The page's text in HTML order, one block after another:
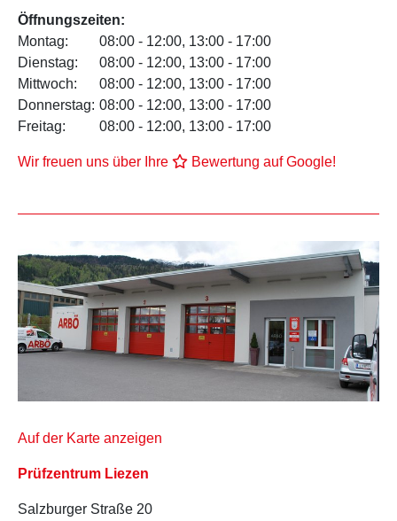
Öffnungszeiten:
Montag:
08:00 - 12:00, 13:00 - 17:00
Dienstag:
08:00 - 12:00, 13:00 - 17:00
Mittwoch:
08:00 - 12:00, 13:00 - 17:00
Donnerstag: 08:00 - 12:00, 13:00 - 17:00
Freitag:
08:00 - 12:00, 13:00 - 17:00
Wir freuen uns über Ihre Bewertung auf Google!
Auf der Karte anzeigen
Prüfzentrum Liezen
Salzburger Straße 20